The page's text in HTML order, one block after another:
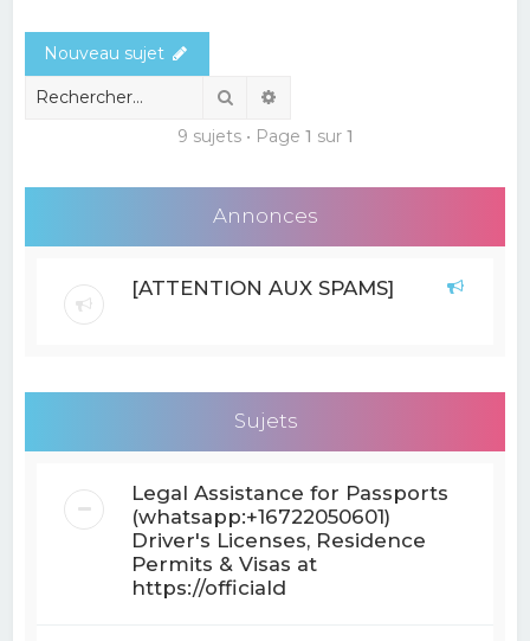
r
Nouveau sujet
Rechercher
9 sujets • Page 1 sur 1
Annonces
[ATTENTION AUX SPAMS]
Sujets
Legal Assistance for Passports
(whatsapp:+16722050601)
Driver's Licenses, Residence
Permits & Visas at
https://officiald